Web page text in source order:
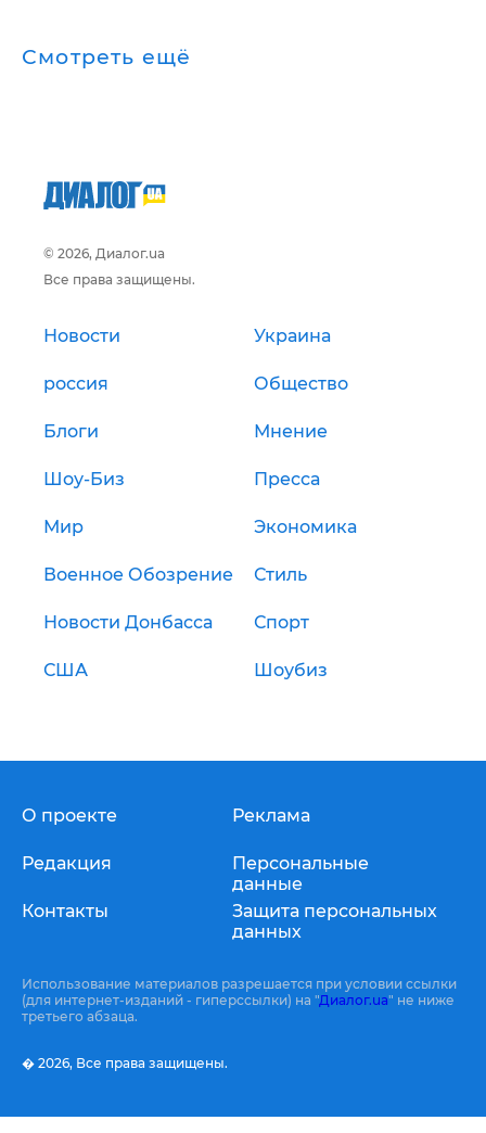
Смотреть ещё
© 2026, Диалог.ua
Все права защищены.
Новости Украина
россия Общество
Блоги Мнение
Шоу-Биз Пресса
Мир Экономика
Военное Обозрение Стиль
Новости Донбасса Спорт
США Шоубиз
О проекте
Редакция
Контакты
Реклама
Персональные
данные
Защита персональных
данных
Использование материалов разрешается при условии ссылки
(для интернет-изданий - гиперссылки) на "Диалог.ua" не ниже
третьего абзаца.
� 2026, Все права защищены.